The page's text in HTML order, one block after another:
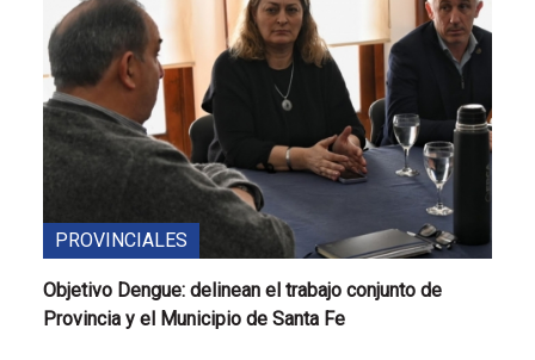
PROVINCIALES
Objetivo Dengue: delinean el trabajo conjunto de
Provincia y el Municipio de Santa Fe